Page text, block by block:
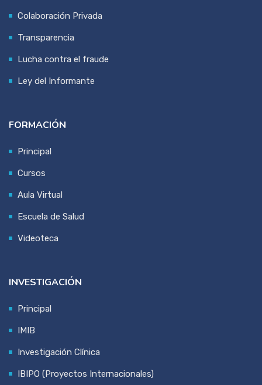
Colaboración Privada
Transparencia
Lucha contra el fraude
Ley del Informante
FORMACIÓN
Principal
Cursos
Aula Virtual
Escuela de Salud
Videoteca
INVESTIGACIÓN
Principal
IMIB
Investigación Clínica
IBIPO (Proyectos Internacionales)